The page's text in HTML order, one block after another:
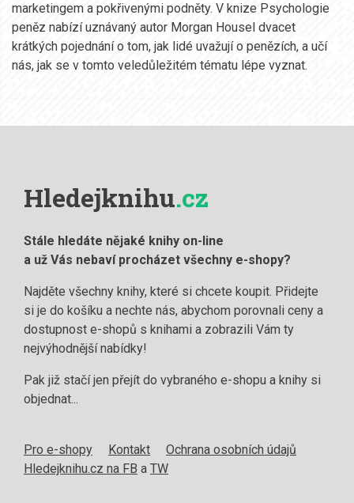
marketingem a pokřivenými podněty. V knize Psychologie
peněz nabízí uznávaný autor Morgan Housel dvacet
krátkých pojednání o tom, jak lidé uvažují o penězích, a učí
nás, jak se v tomto veledůležitém tématu lépe vyznat.
Hledejknihu.cz
Stále hledáte nějaké knihy on-line
a už Vás nebaví procházet všechny e-shopy?
Najděte všechny knihy, které si chcete koupit. Přidejte
si je do košíku a nechte nás, abychom porovnali ceny a
dostupnost e-shopů s knihami a zobrazili Vám ty
nejvýhodnější nabídky!
Pak již stačí jen přejít do vybraného e-shopu a knihy si
objednat...
Pro e-shopy Kontakt
Ochrana osobních údajů
Hledejknihu.cz na FB a TW